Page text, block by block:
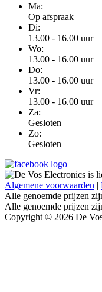
Ma:
Op afspraak
Di:
13.00 - 16.00 uur
Wo:
13.00 - 16.00 uur
Do:
13.00 - 16.00 uur
Vr:
13.00 - 16.00 uur
Za:
Gesloten
Zo:
Gesloten
Algemene voorwaarden |
Alle genoemde prijzen
Alle genoemde prijzen
Copyright © 2026 De